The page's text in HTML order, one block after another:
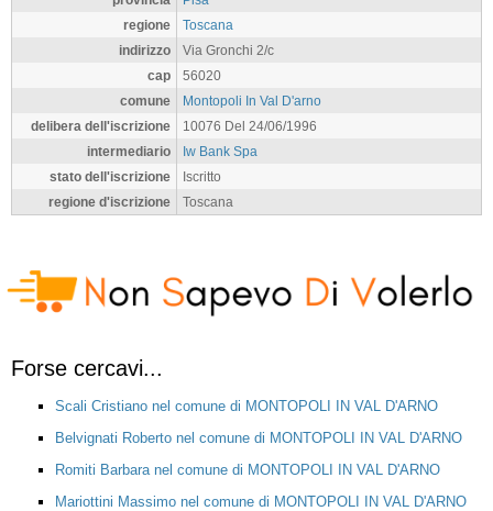
regione
Toscana
indirizzo
Via Gronchi 2/c
cap
56020
comune
Montopoli In Val D'arno
delibera dell'iscrizione
10076 Del 24/06/1996
intermediario
Iw Bank Spa
stato dell'iscrizione
Iscritto
regione d'iscrizione
Toscana
Forse cercavi...
Scali Cristiano nel comune di MONTOPOLI IN VAL D'ARNO
Belvignati Roberto nel comune di MONTOPOLI IN VAL D'ARNO
Romiti Barbara nel comune di MONTOPOLI IN VAL D'ARNO
Mariottini Massimo nel comune di MONTOPOLI IN VAL D'ARNO